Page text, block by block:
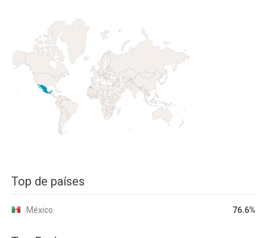
Top de países
México 76.6%